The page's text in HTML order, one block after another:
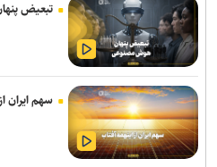
برنامه ما گسترش استفاده از
است
مکالمات متنی برای کاربران رایگان
قابلیت رزرو هتل و سفارش غذا به
روایت نخستین نگاه انسان به
تبعیض
سهم ایران